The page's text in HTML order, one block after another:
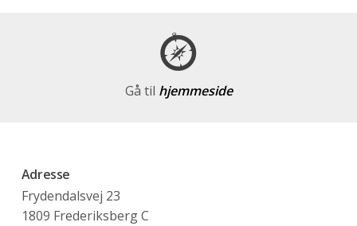
Gå til hjemmeside
Adresse
Frydendalsvej 23
1809 Frederiksberg C